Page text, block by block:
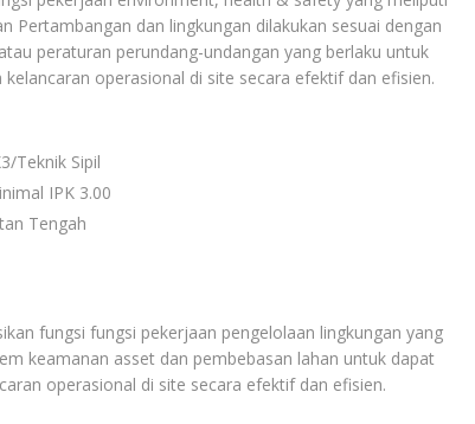
Pertambangan dan lingkungan dilakukan sesuai dengan
peraturan perundang-undangan yang berlaku untuk
operasional di site secara efektif dan efisien.
Teknik Sipil
IPK 3.00
Tengah
fungsi fungsi pekerjaan pengelolaan lingkungan yang
keamanan asset dan pembebasan lahan untuk dapat
operasional di site secara efektif dan efisien.